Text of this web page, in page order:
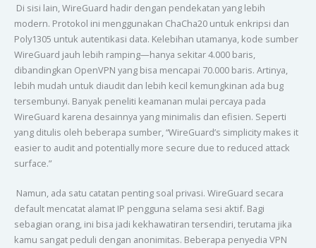
Di sisi lain, WireGuard hadir dengan pendekatan yang lebih
modern. Protokol ini menggunakan ChaCha20 untuk enkripsi dan
Poly1305 untuk autentikasi data. Kelebihan utamanya, kode sumber
WireGuard jauh lebih ramping—hanya sekitar 4.000 baris,
dibandingkan OpenVPN yang bisa mencapai 70.000 baris. Artinya,
lebih mudah untuk diaudit dan lebih kecil kemungkinan ada bug
tersembunyi. Banyak peneliti keamanan mulai percaya pada
WireGuard karena desainnya yang minimalis dan efisien. Seperti
yang ditulis oleh beberapa sumber, “WireGuard’s simplicity makes it
easier to audit and potentially more secure due to reduced attack
surface.”
Namun, ada satu catatan penting soal privasi. WireGuard secara
default mencatat alamat IP pengguna selama sesi aktif. Bagi
sebagian orang, ini bisa jadi kekhawatiran tersendiri, terutama jika
kamu sangat peduli dengan anonimitas. Beberapa penyedia VPN